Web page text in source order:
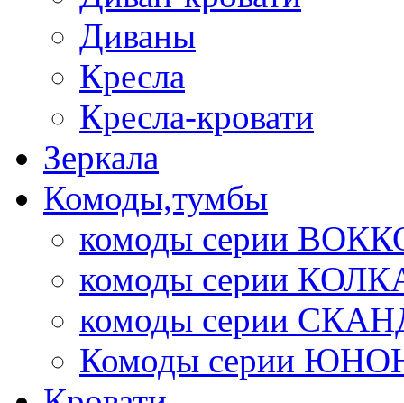
Диваны
Кресла
Кресла-кровати
Зеркала
Комоды,тумбы
комоды серии
комоды серии
комоды серии
Комоды серии